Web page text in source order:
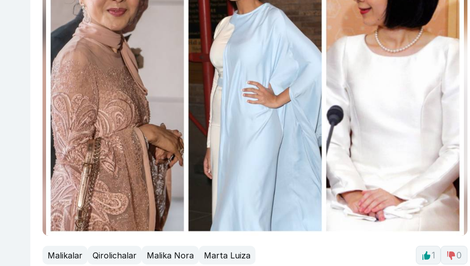
Malikalar Qirolichalar Malika Nora Marta Luiza 1 0